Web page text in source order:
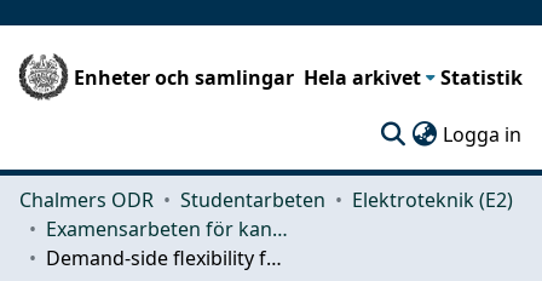
Enheter och samlingar Hela arkivet Statistik
Logga in
Chalmers ODR Studentarbeten
Elektroteknik (E2)
Examensarbeten för kandidatexamen
Demand-side flexibility from electric heating systems/ Flexibilitet på efterfrågan för elektriska värmesystem